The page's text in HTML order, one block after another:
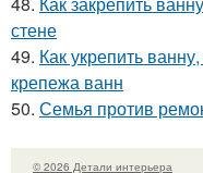
стене
49. Как укрепить
крепежа ванн
50. Семья против
© 2026 Детали интерьера